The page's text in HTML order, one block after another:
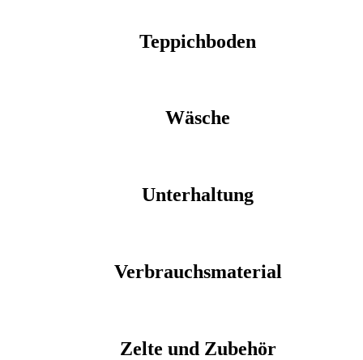
Teppichboden
Wäsche
Unterhaltung
Verbrauchsmaterial
Zelte und Zubehör